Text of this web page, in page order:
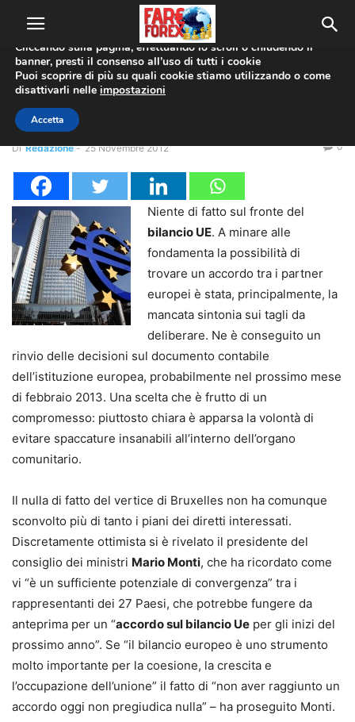
Home Bce
Bce
Rinvio accordo bilancio UE
Di Redazione - 25 Novembre 2012 0
Niente di fatto sul fronte del
bilancio UE. A minare alle
fondamenta la possibilità di
trovare un accordo tra i partner
europei è stata, principalmente, la
mancata sintonia sui tagli da
deliberare. Ne è conseguito un
rinvio delle decisioni sul documento contabile
dell’istituzione europea, probabilmente nel prossimo mese
di febbraio 2013. Una scelta che è frutto di un
compromesso: piuttosto chiara è apparsa la volontà di
evitare spaccature insanabili all’interno dell’organo
comunitario.
Il nulla di fatto del vertice di Bruxelles non ha comunque
sconvolto più di tanto i piani dei diretti interessati.
Discretamente ottimista si è rivelato il presidente del
consiglio dei ministri Mario Monti, che ha ricordato come
vi “è un sufficiente potenziale di convergenza” tra i
rappresentanti dei 27 Paesi, che potrebbe fungere da
anteprima per un “accordo sul bilancio Ue per gli inizi del
prossimo anno”. Se “il bilancio europeo è uno strumento
molto importante per la coesione, la crescita e
l’occupazione dell’unione” il fatto di “non aver raggiunto un
accordo oggi non pregiudica nulla” – ha proseguito Monti.
Utilizziamo i cookie per offrirti la migliore esperienza sul nostro
sito web.
Cliccando sulla pagina, effettuando lo scroll o chiudendo il
banner, presti il consenso all’uso di tutti i cookie
Puoi scoprire di più su quali cookie stiamo utilizzando o come
disattivarli nelle impostazioni
Accetta